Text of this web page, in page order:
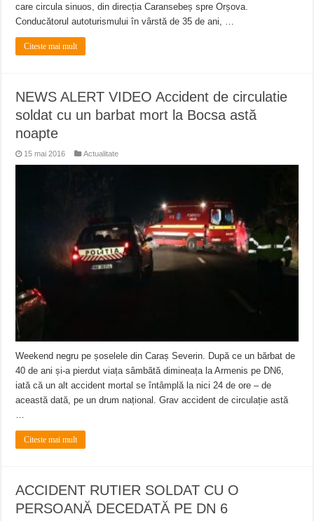
care circula sinuos, din direcția Caransebeș spre Orșova.
Conducătorul autoturismului în vârstă de 35 de ani, …
Citeste mai mult
NEWS ALERT VIDEO Accident de circulatie
soldat cu un barbat mort la Bocsa astă
noapte
15 mai 2016 Actualitate
Weekend negru pe șoselele din Caraș Severin. După ce un bărbat de
40 de ani și-a pierdut viața sâmbătă dimineața la Armenis pe DN6,
iată că un alt accident mortal se întâmplă la nici 24 de ore – de
această dată, pe un drum național. Grav accident de circulație astă
…
Citeste mai mult
ACCIDENT RUTIER SOLDAT CU O
PERSOANĂ DECEDATĂ PE DN 6